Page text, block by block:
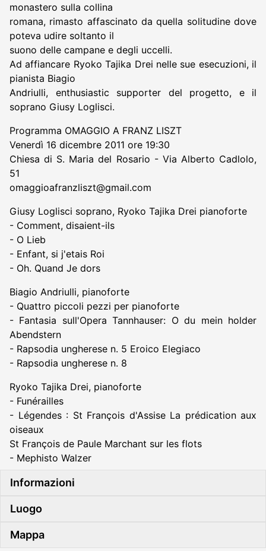
monastero sulla collina
romana, rimasto affascinato da quella solitudine dove
poteva udire soltanto il
suono delle campane e degli uccelli.
Ad affiancare Ryoko Tajika Drei nelle sue esecuzioni, il
pianista Biagio
Andriulli, enthusiastic supporter del progetto, e il
soprano Giusy Loglisci.
Programma OMAGGIO A FRANZ LISZT
Venerdì 16 dicembre 2011 ore 19:30
Chiesa di S. Maria del Rosario - Via Alberto Cadlolo,
51
omaggioafranzliszt@gmail.com
Giusy Loglisci soprano, Ryoko Tajika Drei pianoforte
- Comment, disaient-ils
- O Lieb
- Enfant, si j'etais Roi
- Oh. Quand Je dors
Biagio Andriulli, pianoforte
- Quattro piccoli pezzi per pianoforte
- Fantasia sull'Opera Tannhauser: O du mein holder
Abendstern
- Rapsodia ungherese n. 5 Eroico Elegiaco
- Rapsodia ungherese n. 8
Ryoko Tajika Drei, pianoforte
- Funérailles
- Légendes : St François d'Assise La prédication aux
oiseaux
St François de Paule Marchant sur les flots
- Mephisto Walzer
Informazioni
Luogo
Mappa